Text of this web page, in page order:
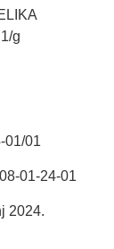
g
01/01
01-24-01
2024.